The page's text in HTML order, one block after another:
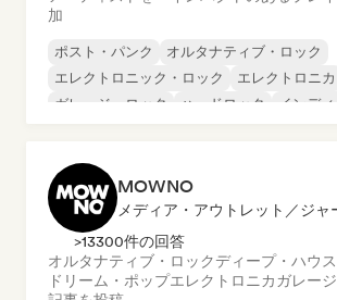
加
ポスト・パンク
オルタナティブ・ロック
エレクトロニック・ロック
エレクトロニカ
ガレージ・ロック
ハードロック
インデ
MOWNO
メディア・アウトレット／ジャ
>13300件の回答
オルタナティブ・ロックディープ・ハウス
ドリーム・ポップエレクトロニカガレー